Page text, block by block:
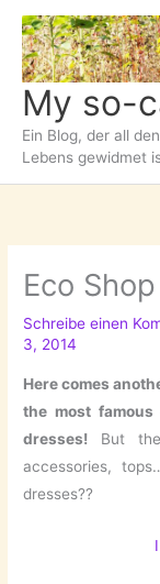
Zum
Inhalt
springen
My so-
Ein Blog, der all
Lebens gewidmet
Eco
Schreibe einen
3, 2014
Here comes
the most
dresses! But
accessories,
dresses??
I